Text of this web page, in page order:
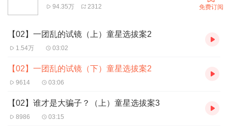
94.35万 2312 免费订阅
【02】一团乱的试镜（上）童星选拔案2
1.54万 03:02
【02】一团乱的试镜（下）童星选拔案2
9614 03:06
【02】谁才是大骗子？（上）童星选拔案3
8986 03:15